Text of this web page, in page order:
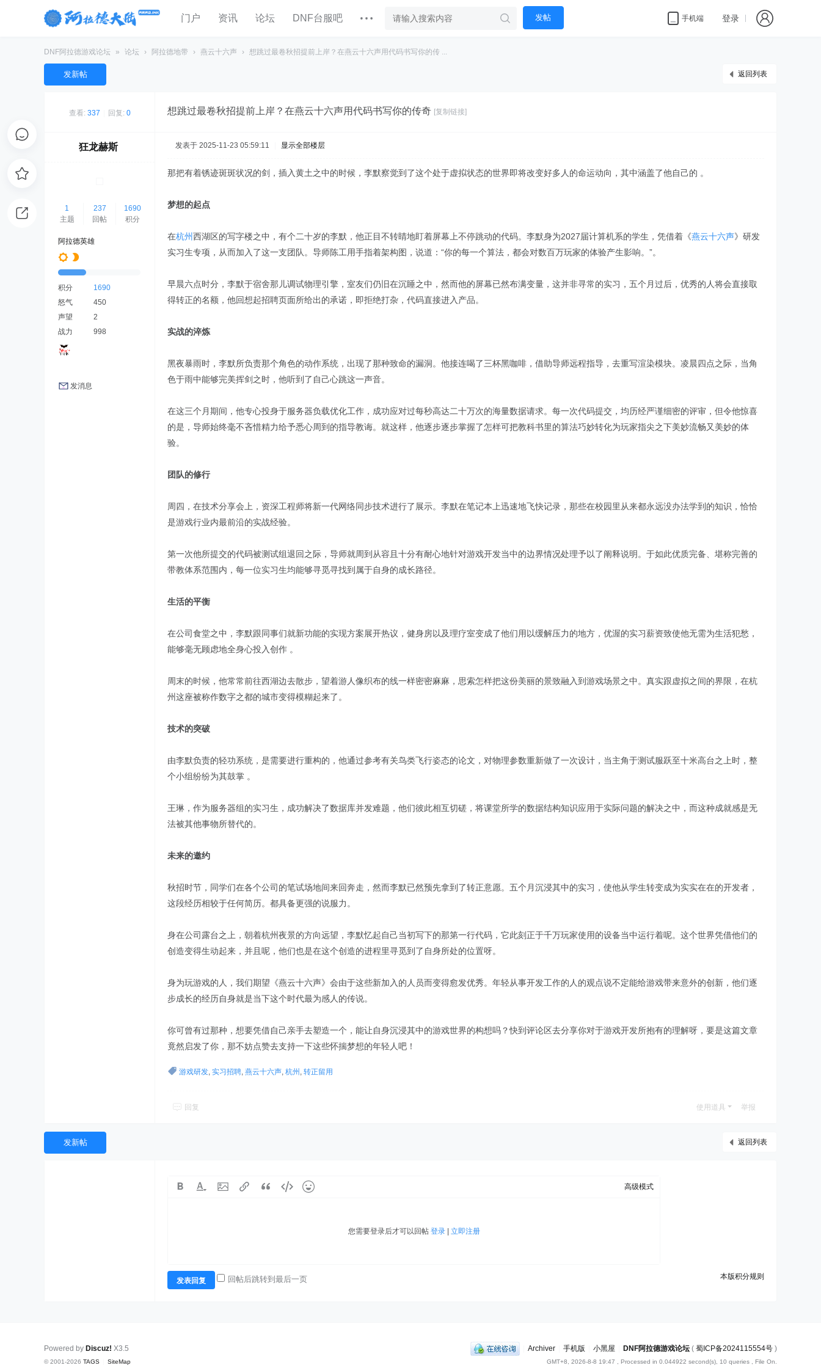
门户 资讯 论坛 DNF台服吧 发帖 手机端 登录
DNF阿拉德游戏论坛 » 论坛 › 阿拉德地带 › 燕云十六声 › 想跳过最卷秋招提前上岸？在燕云十六声用代码书写你的传 ...
返回列表
发新帖
查看: 337 回复: 0 想跳过最卷秋招提前上岸？在燕云十六声用代码书写你的传奇 [复制链接]
狂龙赫斯
1
主题
237
回帖
1690
积分
阿拉德英雄
积分
1690
怒气
450
声望
2
战力
998
发消息
发表于 2025-11-23 05:59:11 显示全部楼层
那把有着锈迹斑斑状况的剑，插入黄土之中的时候，李默察觉到了这个处于虚拟状态的世界即将改变好多人的命运动向，其中涵盖了他自己的 。
梦想的起点
在杭州西湖区的写字楼之中，有个二十岁的李默，他正目不转睛地盯着屏幕上不停跳动的代码。李默身为2027届计算机系的学生，凭借着《燕云十六声》研发
实习生专项，从而加入了这一支团队。导师陈工用手指着架构图，说道：“你的每一个算法，都会对数百万玩家的体验产生影响。”。
早晨六点时分，李默于宿舍那儿调试物理引擎，室友们仍旧在沉睡之中，然而他的屏幕已然布满变量，这并非寻常的实习，五个月过后，优秀的人将会直接取
得转正的名额，他回想起招聘页面所给出的承诺，即拒绝打杂，代码直接进入产品。
实战的淬炼
黑夜暴雨时，李默所负责那个角色的动作系统，出现了那种致命的漏洞。他接连喝了三杯黑咖啡，借助导师远程指导，去重写渲染模块。凌晨四点之际，当角
色于雨中能够完美挥剑之时，他听到了自己心跳这一声音。
在这三个月期间，他专心投身于服务器负载优化工作，成功应对过每秒高达二十万次的海量数据请求。每一次代码提交，均历经严谨细密的评审，但令他惊喜
的是，导师始终毫不吝惜精力给予悉心周到的指导教诲。就这样，他逐步逐步掌握了怎样可把教科书里的算法巧妙转化为玩家指尖之下美妙流畅又美妙的体
验。
团队的修行
周四，在技术分享会上，资深工程师将新一代网络同步技术进行了展示。李默在笔记本上迅速地飞快记录，那些在校园里从来都永远没办法学到的知识，恰恰
是游戏行业内最前沿的实战经验。
第一次他所提交的代码被测试组退回之际，导师就周到从容且十分有耐心地针对游戏开发当中的边界情况处理予以了阐释说明。于如此优质完备、堪称完善的
带教体系范围内，每一位实习生均能够寻觅寻找到属于自身的成长路径。
生活的平衡
在公司食堂之中，李默跟同事们就新功能的实现方案展开热议，健身房以及理疗室变成了他们用以缓解压力的地方，优渥的实习薪资致使他无需为生活犯愁，
能够毫无顾虑地全身心投入创作 。
周末的时候，他常常前往西湖边去散步，望着游人像织布的线一样密密麻麻，思索怎样把这份美丽的景致融入到游戏场景之中。真实跟虚拟之间的界限，在杭
州这座被称作数字之都的城市变得模糊起来了。
技术的突破
由李默负责的轻功系统，是需要进行重构的，他通过参考有关鸟类飞行姿态的论文，对物理参数重新做了一次设计，当主角于测试服跃至十米高台之上时，整
个小组纷纷为其鼓掌 。
王琳，作为服务器组的实习生，成功解决了数据库并发难题，他们彼此相互切磋，将课堂所学的数据结构知识应用于实际问题的解决之中，而这种成就感是无
法被其他事物所替代的。
未来的邀约
秋招时节，同学们在各个公司的笔试场地间来回奔走，然而李默已然预先拿到了转正意愿。五个月沉浸其中的实习，使他从学生转变成为实实在在的开发者，
这段经历相较于任何简历。都具备更强的说服力。
身在公司露台之上，朝着杭州夜景的方向远望，李默忆起自己当初写下的那第一行代码，它此刻正于千万玩家使用的设备当中运行着呢。这个世界凭借他们的
创造变得生动起来，并且呢，他们也是在这个创造的进程里寻觅到了自身所处的位置呀。
身为玩游戏的人，我们期望《燕云十六声》会由于这些新加入的人员而变得愈发优秀。年轻从事开发工作的人的观点说不定能给游戏带来意外的创新，他们逐
步成长的经历自身就是当下这个时代最为感人的传说。
你可曾有过那种，想要凭借自己亲手去塑造一个，能让自身沉浸其中的游戏世界的构想吗？快到评论区去分享你对于游戏开发所抱有的理解呀，要是这篇文章
竟然启发了你，那不妨点赞去支持一下这些怀揣梦想的年轻人吧！
游戏研发, 实习招聘, 燕云十六声, 杭州 , 转正留用
回复 使用道具 举报
返回列表
发新帖
高级模式
您需要登录后才可以回帖 登录| 立即注册
本版积分规则
发表回复 回帖后跳转到最后一页
Archiver 手机版 小黑屋 DNF阿拉德游戏论坛 ( 蜀ICP备2024115554号 )
GMT+8, 2026-8-8 19:47 , Processed in 0.044922 second(s), 10 queries , File On.
Powered by Discuz! X3.5
© 2001-2026 TAGS SiteMap